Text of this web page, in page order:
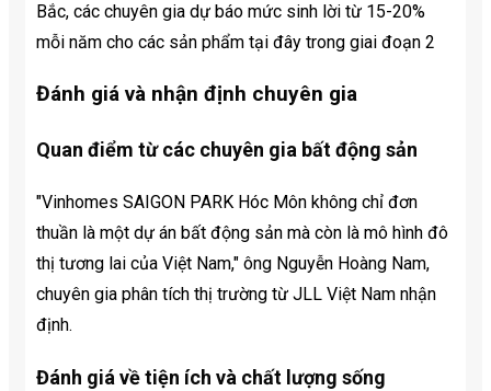
Bắc, các chuyên gia dự báo mức sinh lời từ 15-20%
mỗi năm cho các sản phẩm tại đây trong giai đoạn 2
Đánh giá và nhận định chuyên gia
Quan điểm từ các chuyên gia bất động sản
"Vinhomes SAIGON PARK Hóc Môn không chỉ đơn
thuần là một dự án bất động sản mà còn là mô hình đô
thị tương lai của Việt Nam," ông Nguyễn Hoàng Nam,
chuyên gia phân tích thị trường từ JLL Việt Nam nhận
định.
Đánh giá về tiện ích và chất lượng sống